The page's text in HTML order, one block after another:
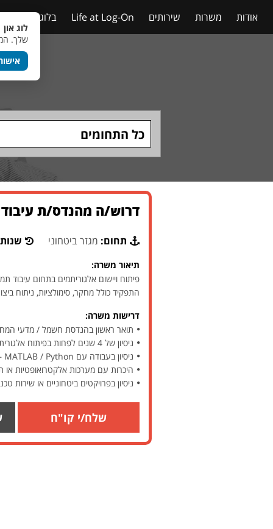
אודות משרות שירותים Life at Log-On בלוג
כל התחומים
דרוש/ה מהנדס/ת עיבוד
תחום: מגזר ביטחוני
תיאור משרה:
פיתוח ויישום אלגוריתמים בתחום עיבוד
התפקיד כולל מחקר, סימולציות, ניתוח
דרישות משרה:
תואר ראשון בהנדסת חשמל / מדעי
ניסיון של 4 שנים לפחות בפיתוח אלגוריתמים לעיבוד תמונה – יתרון משמעותי
ניסיון בעבודה עם MATLAB / Python – יתרון
היכרות עם מערכות אלקטרואופטיות או
ניסיון בפרויקטים ביטחוניים או שירות
שלח/י קו"ח
לוג
שלך.